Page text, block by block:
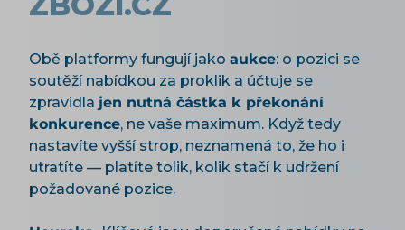
Obě platformy fungují jako aukce: o pozici se
soutěží nabídkou za proklik a účtuje se
zpravidla jen nutná částka k překonání
konkurence, ne vaše maximum. Když tedy
nastavíte vyšší strop, neznamená to, že ho i
utratíte — platíte tolik, kolik stačí k udržení
požadované pozice.